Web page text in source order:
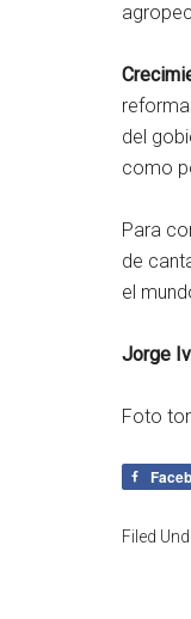
del
como
Para
de
el
Jorge
Foto
Filed